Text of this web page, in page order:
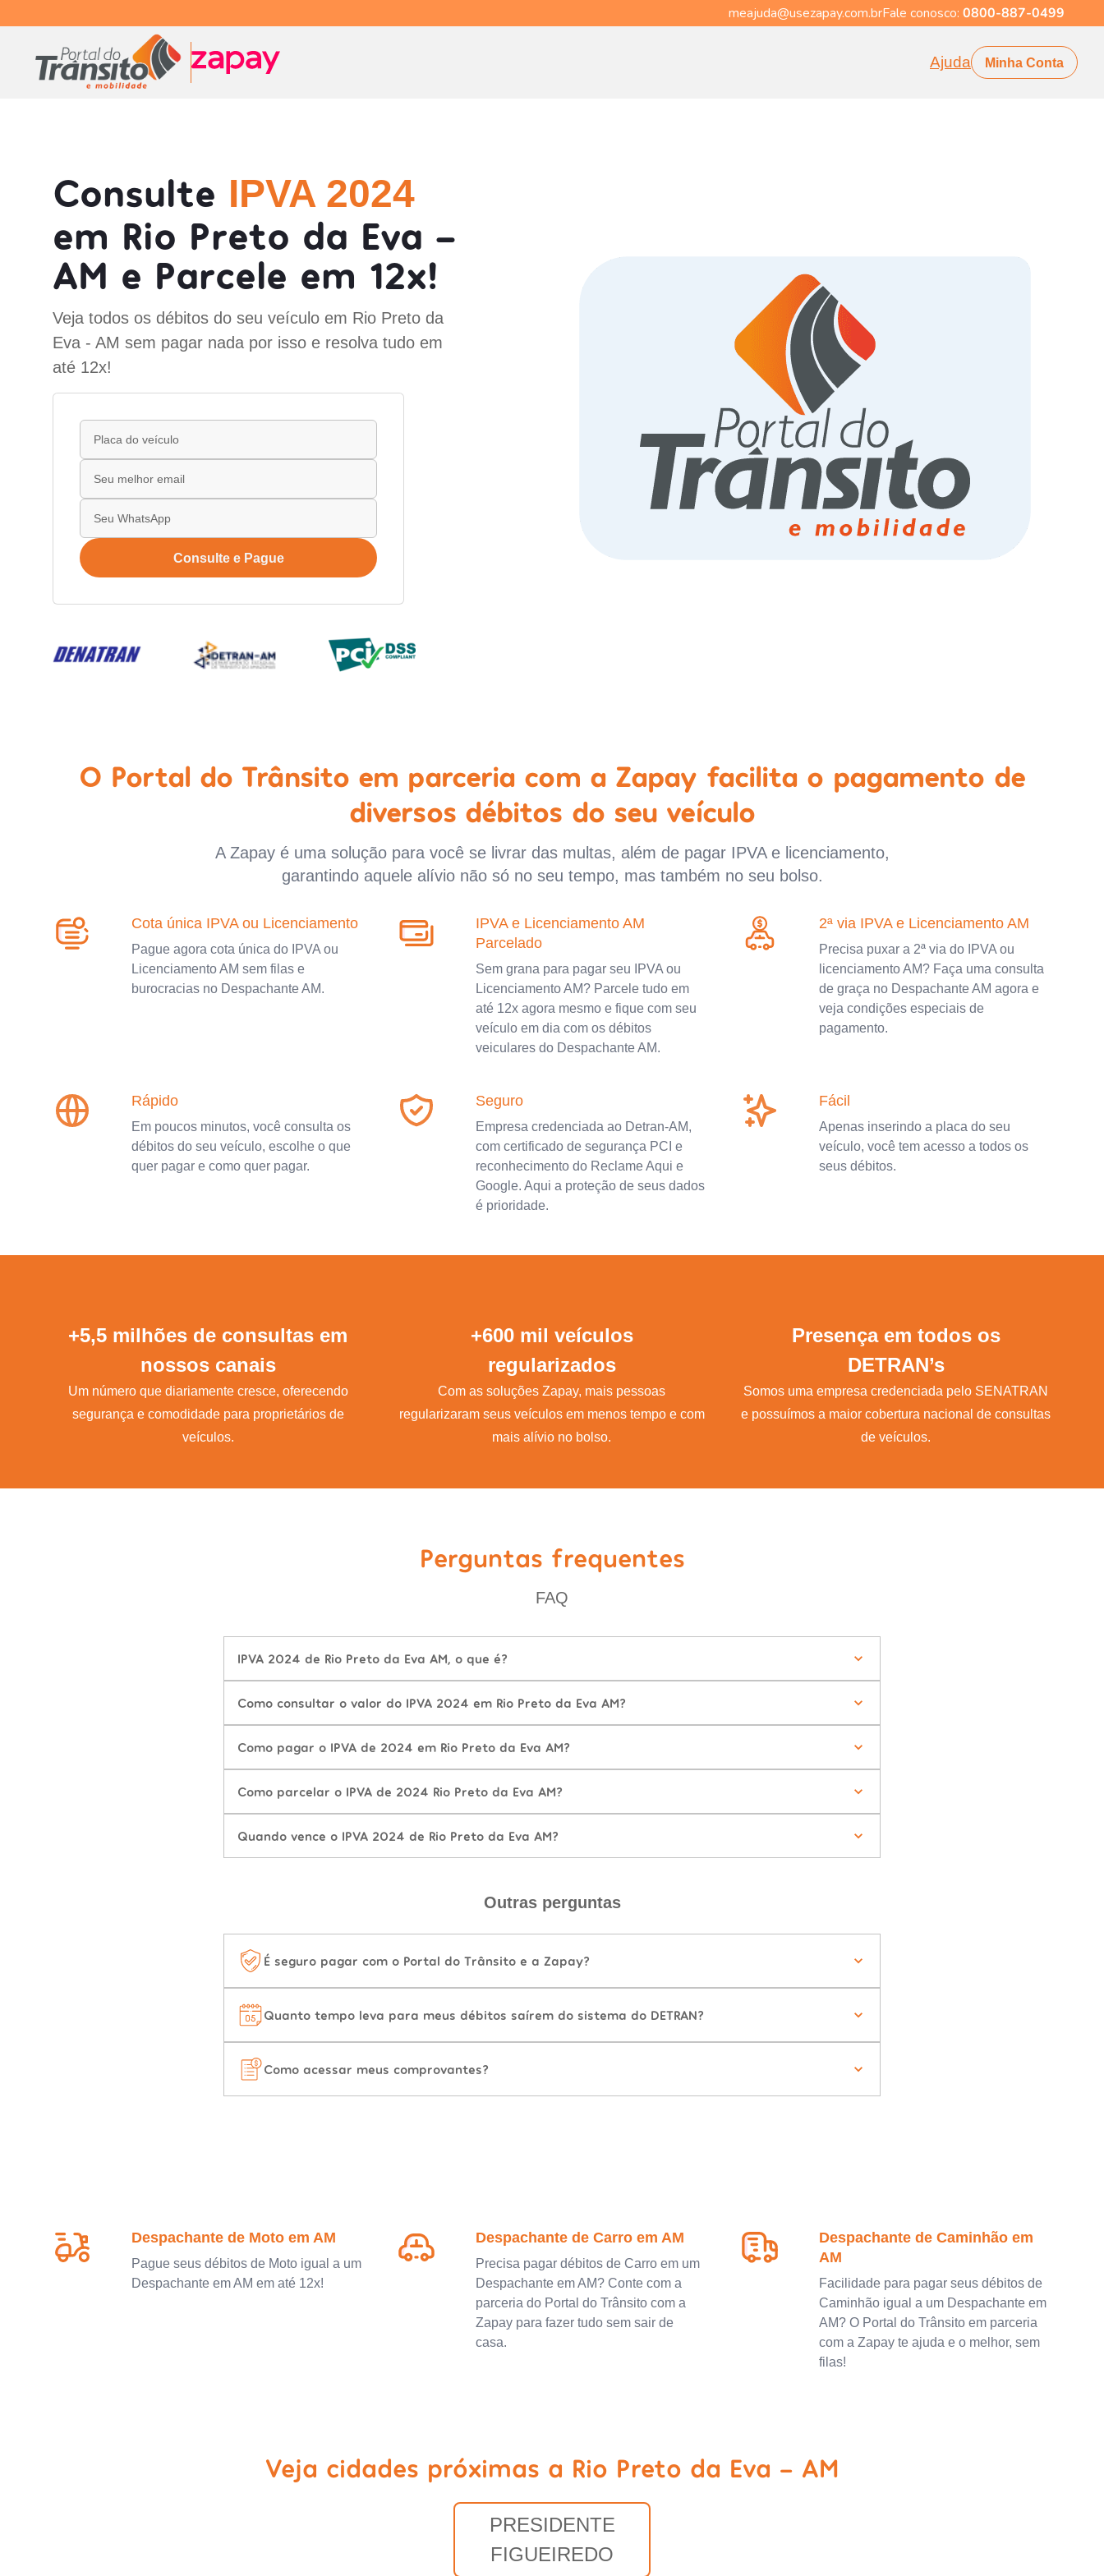
meajuda@usezapay.com.brFale conosco: 0800-887-0499
Ajuda Minha Conta
Consulte IPVA 2024
em Rio Preto da Eva -
AM e Parcele em 12x!
Veja todos os débitos do seu veículo em Rio Preto da
Eva - AM sem pagar nada por isso e resolva tudo em
até 12x!
Consulte e Pague
O Portal do Trânsito em parceria com a Zapay facilita o pagamento de
diversos débitos do seu veículo
A Zapay é uma solução para você se livrar das multas, além de pagar IPVA e licenciamento,
garantindo aquele alívio não só no seu tempo, mas também no seu bolso.
Cota única IPVA ou Licenciamento
Pague agora cota única do IPVA ou
Licenciamento AM sem filas e
burocracias no Despachante AM.
IPVA e Licenciamento AM
Parcelado
Sem grana para pagar seu IPVA ou
Licenciamento AM? Parcele tudo em
até 12x agora mesmo e fique com seu
veículo em dia com os débitos
veiculares do Despachante AM.
2ª via IPVA e Licenciamento AM
Precisa puxar a 2ª via do IPVA ou
licenciamento AM? Faça uma consulta
de graça no Despachante AM agora e
veja condições especiais de
pagamento.
Rápido
Em poucos minutos, você consulta os
débitos do seu veículo, escolhe o que
quer pagar e como quer pagar.
Seguro
Empresa credenciada ao Detran-AM,
com certificado de segurança PCI e
reconhecimento do Reclame Aqui e
Google. Aqui a proteção de seus dados
é prioridade.
Fácil
Apenas inserindo a placa do seu
veículo, você tem acesso a todos os
seus débitos.
+5,5 milhões de consultas em
nossos canais
Um número que diariamente cresce, oferecendo
segurança e comodidade para proprietários de
veículos.
+600 mil veículos
regularizados
Com as soluções Zapay, mais pessoas
regularizaram seus veículos em menos tempo e com
mais alívio no bolso.
Presença em todos os
DETRAN’s
Somos uma empresa credenciada pelo SENATRAN
e possuímos a maior cobertura nacional de consultas
de veículos.
Perguntas frequentes
FAQ
IPVA 2024 de Rio Preto da Eva AM, o que é?
Como consultar o valor do IPVA 2024 em Rio Preto da Eva AM?
Como pagar o IPVA de 2024 em Rio Preto da Eva AM?
Como parcelar o IPVA de 2024 Rio Preto da Eva AM?
Quando vence o IPVA 2024 de Rio Preto da Eva AM?
Outras perguntas
É seguro pagar com o Portal do Trânsito e a Zapay?
Quanto tempo leva para meus débitos saírem do sistema do DETRAN?
Como acessar meus comprovantes?
Despachante de Moto em AM
Pague seus débitos de Moto igual a um
Despachante em AM em até 12x!
Despachante de Carro em AM
Precisa pagar débitos de Carro em um
Despachante em AM? Conte com a
parceria do Portal do Trânsito com a
Zapay para fazer tudo sem sair de
casa.
Despachante de Caminhão em
AM
Facilidade para pagar seus débitos de
Caminhão igual a um Despachante em
AM? O Portal do Trânsito em parceria
com a Zapay te ajuda e o melhor, sem
filas!
Veja cidades próximas a Rio Preto da Eva - AM
PRESIDENTE
FIGUEIREDO